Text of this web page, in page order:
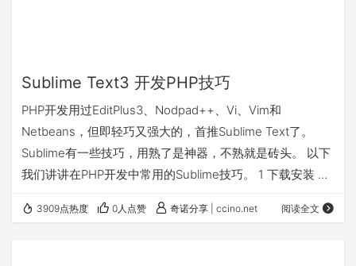
Sublime Text3 开发PHP技巧
PHP开发用过EditPlus3、Nodpad++、Vi、Vim和
Netbeans，但即轻巧又强大的，首推Sublime Text了。
Sublime有一些技巧，用熟了是神器，不熟就是砖头。 以下
我们讲讲在PHP开发中常用的Sublime技巧。 1 下载安装 官
按提示安装。 Sublime 可以无时间限制评估使用，但是会有
3909点热度 0人点赞 奇诺分享 | ccino.net 阅读全文